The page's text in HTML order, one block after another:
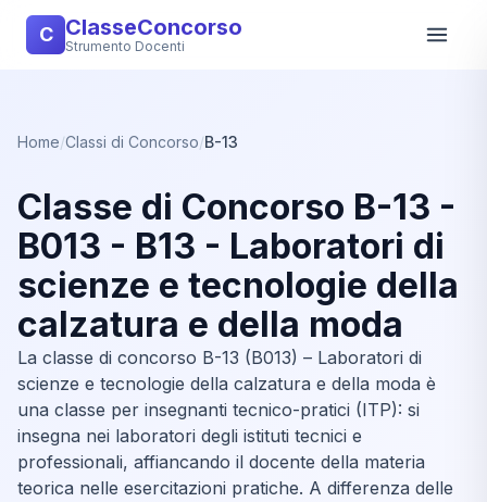
C ClasseConcorso
Strumento Docenti
Home/Classi di Concorso/B-13
Classe di Concorso B-13 -
B013 - B13 - Laboratori di
scienze e tecnologie della
calzatura e della moda
La classe di concorso B-13 (B013) – Laboratori di
scienze e tecnologie della calzatura e della moda è
una classe per insegnanti tecnico-pratici (ITP): si
insegna nei laboratori degli istituti tecnici e
professionali, affiancando il docente della materia
teorica nelle esercitazioni pratiche. A differenza delle